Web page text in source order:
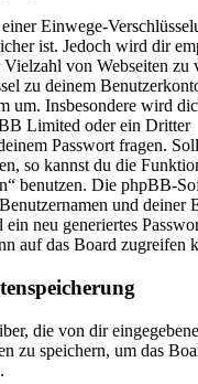
Einwege-
ist. Jedoch wird dir
von Webseiten zu
zu deinem
um. Insbesondere wird
Limited oder ein Dritter
Passwort fragen.
so kannst du die
benutzen. Die phpBB-
und deiner
neu generiertes
auf das Board zugreifen
die von dir
zu speichern, um das